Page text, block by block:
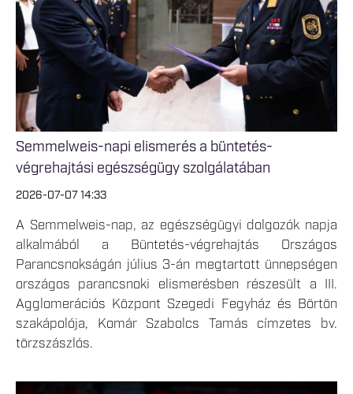
Semmelweis-napi elismerés a büntetés-
végrehajtási egészségügy szolgálatában
2026-07-07 14:33
A Semmelweis-nap, az egészségügyi dolgozók napja
alkalmából a Büntetés-végrehajtás Országos
Parancsnokságán július 3-án megtartott ünnepségen
országos parancsnoki elismerésben részesült a III.
Agglomerációs Központ Szegedi Fegyház és Börtön
szakápolója, Komár Szabolcs Tamás címzetes bv.
törzszászlós.